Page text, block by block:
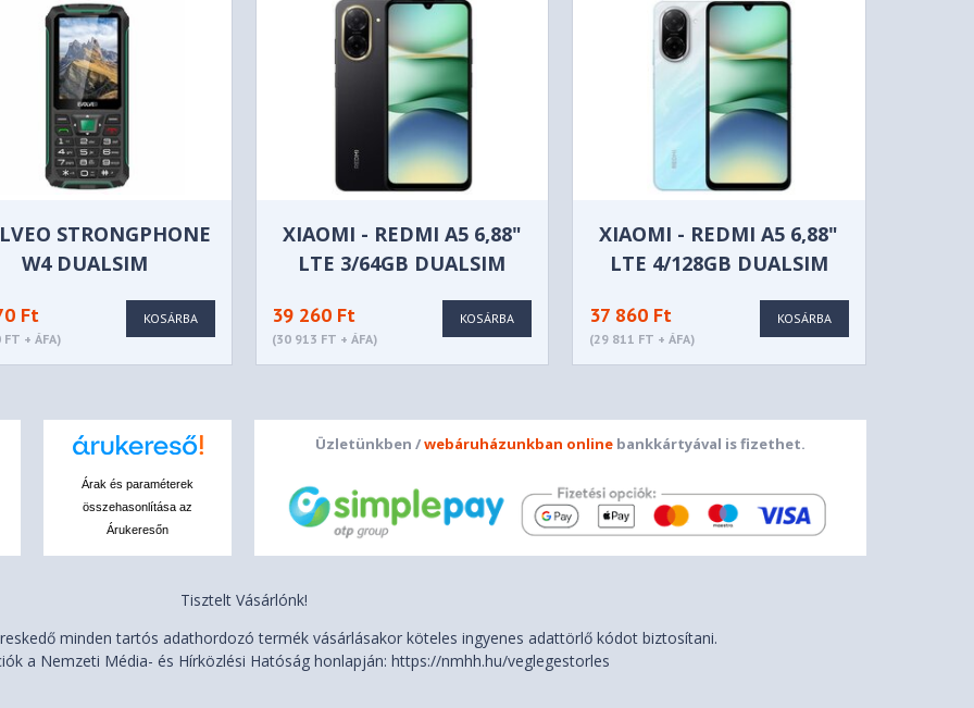
STRONGPHONE
W4 DUALSIM
Ft
+ ÁFA)
KOSÁRBA
XIAOMI - REDMI A5 6,88"
LTE 3/64GB DUALSIM
MZB0JSEEU
39 260 Ft
(30 913 FT + ÁFA)
KOSÁRBA
XIAOMI - REDMI A5 6,88"
LTE 4/128GB DUALSIM
MZB0JSTEU
37 860 Ft
(29 811 FT + ÁFA)
KOSÁRBA
Árak és paraméterek
összehasonlítása az
Árukeresőn
Üzletünkben /webáruházunkban online bankkártyával is fizethet.
Tisztelt Vásárlónk!
minden tartós adathordozó termék vásárlásakor köteles ingyenes adattörlő kódot biztosítani.
a Nemzeti Média- és Hírközlési Hatóság honlapján: https://nmhh.hu/veglegestorles